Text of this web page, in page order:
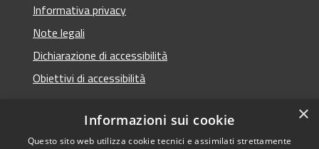
Informativa privacy
Note legali
Dichiarazione di accessibilità
Obiettivi di accessibilità
×
Informazioni sui cookie
Questo sito web utilizza cookie tecnici e assimilati strettamente